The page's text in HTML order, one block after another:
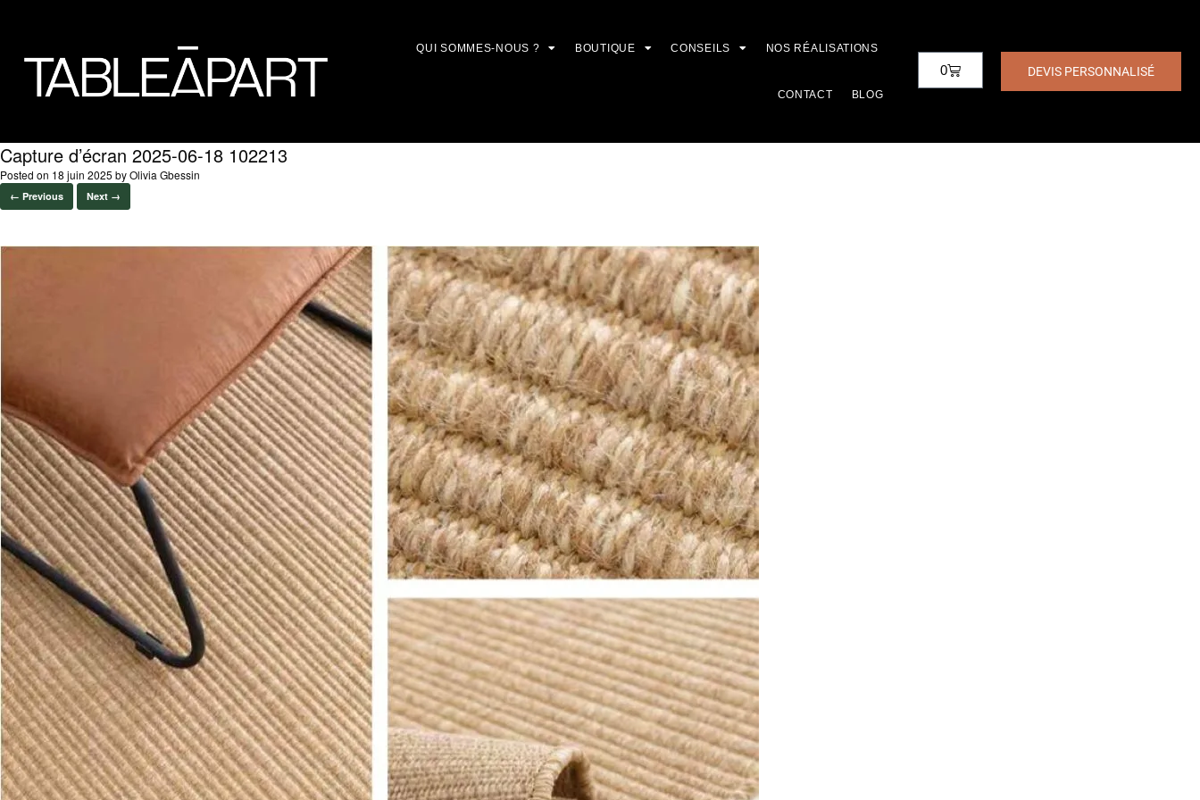
QUI SOMMES-NOUS ? BOUTIQUE CONSEILS NOS RÉALISATIONS
CONTACT BLOG
0 DEVIS PERSONNALISÉ
Capture d’écran 2025-06-18 102213
Posted on 18 juin 2025 byOlivia Gbessin
← Previous Next →